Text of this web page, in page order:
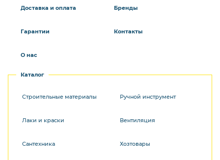
Доставка и оплата
Гарантии
О нас
Бренды
Контакты
Каталог
Строительные материалы
Лаки и краски
Сантехника
Ручной инструмент
Вентиляция
Хозтовары